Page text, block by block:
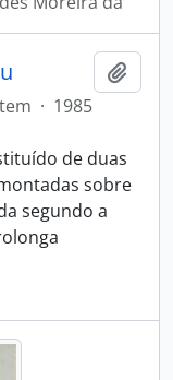
· 1985
de duas
sobre
segundo a